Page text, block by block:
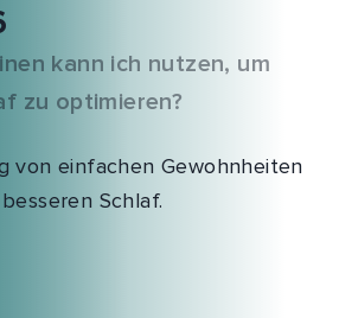
kann ich nutzen, um
zu optimieren?
von einfachen Gewohnheiten
Schlaf.